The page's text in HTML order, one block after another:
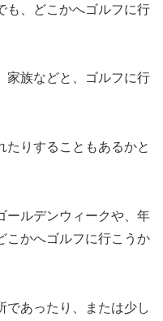
も、どこかへゴルフに行
家族などと、ゴルフに行
たりすることもあるかと
ールデンウィークや、年
こかへゴルフに行こうか
であったり、または少し